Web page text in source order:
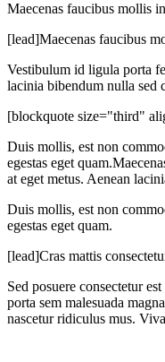
Maecenas faucibus mollis
[lead]Maecenas faucibus
Vestibulum id ligula porta
lacinia bibendum nulla sed
[blockquote size="third"
Duis mollis, est non
egestas eget
at eget metus. Aenean
Duis mollis, est non
egestas eget quam.
[lead]Cras mattis
Sed posuere consectetur
porta sem malesuada
nascetur ridiculus mus.